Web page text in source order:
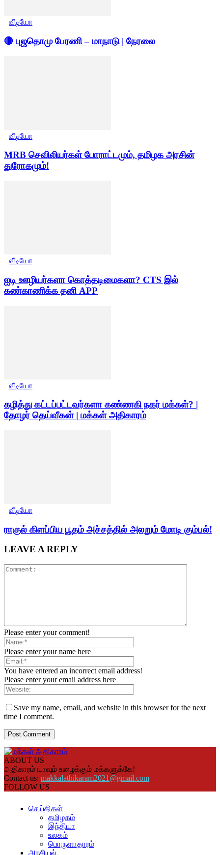
வீடியோ
🔴 புஜதொமு பேரணி – மாநாடு | நேரலை
வீடியோ
MRB செவிலியர்கள் போராட்டமும், தமிழக அரசின்
துரோகமும்!
வீடியோ
ஐடி ஊழியர்களா கொத்தடிமைகளா? CTS இல்
கண்காணிக்க தனி APP
வீடியோ
கழித்து கட்டப்பட்டவர்களா கண்ணகி நகர் மக்கள்? |
தோழர் தெய்வீகன் | மக்கள் அதிகாரம்
வீடியோ
ராகுல் கிளப்பிய பூதம் அச்சத்தில் அலறும் மோடி கும்பல்!
LEAVE A REPLY
Please enter your comment!
Please enter your name here
You have entered an incorrect email address!
Please enter your email address here
Save my name, email, and website in this browser for the next
time I comment.
ABOUT US
அதிகாரம் யாவும் உழைக்கும் மக்களுக்கே!
Contact us: makkalathikaram2021@gmail.com
FOLLOW US
செய்திகள்
தமிழகம்
இந்தியா
உலகம்
பொருளாதாரம்
அரசியல்